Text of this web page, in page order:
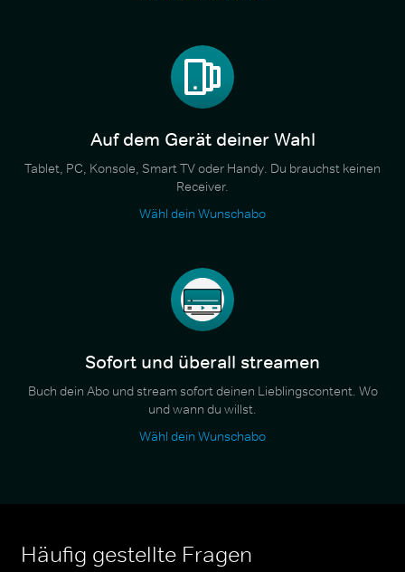
Auf dem Gerät deiner Wahl
Tablet, PC, Konsole, Smart TV oder Handy. Du brauchst keinen
Receiver.
Wähl dein Wunschabo
Sofort und überall streamen
Buch dein Abo und stream sofort deinen Lieblingscontent. Wo
und wann du willst.
Wähl dein Wunschabo
Häufig gestellte Fragen